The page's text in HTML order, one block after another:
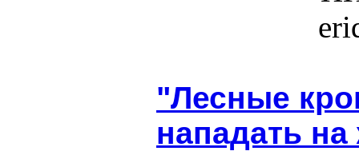
"Лесные
нападать